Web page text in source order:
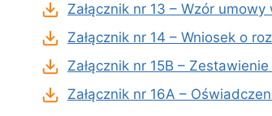
Załącznik nr 13 – Wzór umowy
Załącznik nr 14 – Wniosek o
Załącznik nr 15B –
Załącznik nr 16A –